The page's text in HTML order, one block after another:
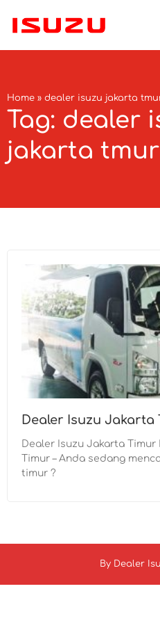
Home » dealer isuzu jakarta
Tag: dealer
jakarta tmur
Dealer Isuzu Jakarta
Dealer Isuzu Jakarta
Timur – Anda sedang
timur ?
By Dealer